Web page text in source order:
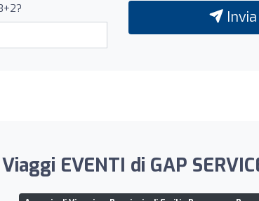
EVENTI di GAP